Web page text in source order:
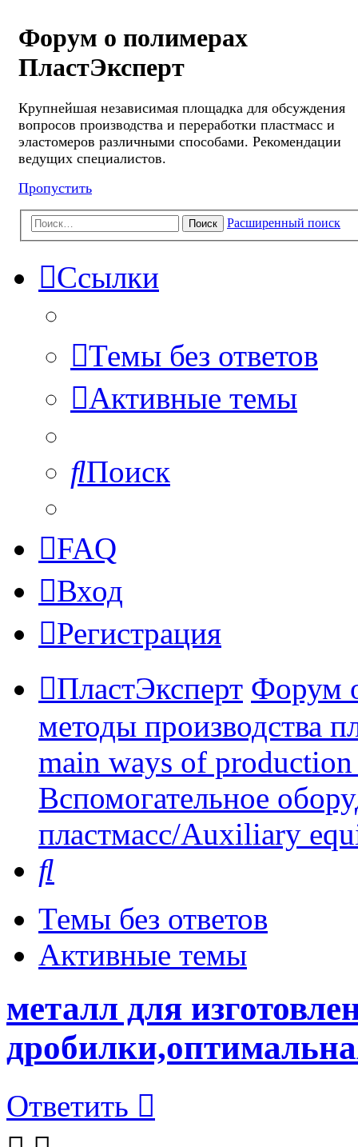
Форум о полимерах
ПластЭксперт
Крупнейшая независимая площадка для обсуждения
вопросов производства и переработки пластмасс и
эластомеров различными способами. Рекомендации
ведущих специалистов.
Пропустить
Поиск Расширенный поиск
Ссылки
Темы без ответов
Активные темы
Поиск
FAQ
Вход
Регистрация
ПластЭксперт Форум
методы производства
main ways of
Вспомогательное
пластмасс/Auxiliary
Темы без ответов
Активные темы
металл для
Ответить